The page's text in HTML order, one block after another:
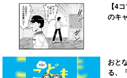
【4
のキ
おと
る、